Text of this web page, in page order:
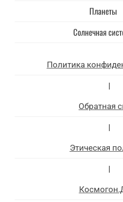
Планеты
Солнечная
Политика
|
Обратная
|
Этическая
|